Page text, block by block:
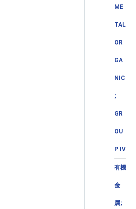
ME
TAL
OR
GA
NIC
;
GR
OU
P IV
有機
金
属;